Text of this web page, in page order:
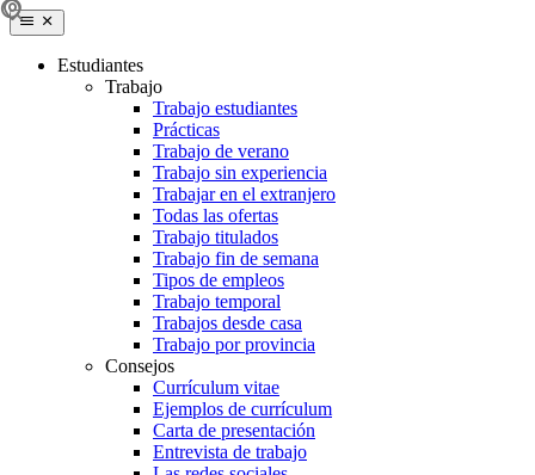
Estudiantes
Trabajo
Trabajo estudiantes
Prácticas
Trabajo de verano
Trabajo sin experiencia
Trabajar en el extranjero
Todas las ofertas
Trabajo titulados
Trabajo fin de semana
Tipos de empleos
Trabajo temporal
Trabajos desde casa
Trabajo por provincia
Consejos
Currículum vitae
Ejemplos de currículum
Carta de presentación
Entrevista de trabajo